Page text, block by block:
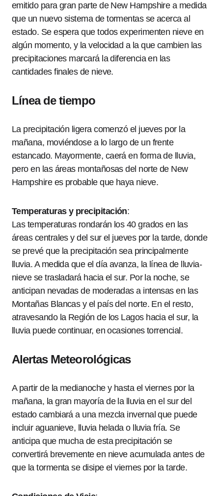
emitido para gran parte de New Hampshire a medida
que un nuevo sistema de tormentas se acerca al
estado. Se espera que todos experimenten nieve en
algún momento, y la velocidad a la que cambien las
precipitaciones marcará la diferencia en las
cantidades finales de nieve.
Línea de tiempo
La precipitación ligera comenzó el jueves por la
mañana, moviéndose a lo largo de un frente
estancado. Mayormente, caerá en forma de lluvia,
pero en las áreas montañosas del norte de New
Hampshire es probable que haya nieve.
Temperaturas y precipitación:
Las temperaturas rondarán los 40 grados en las
áreas centrales y del sur el jueves por la tarde, donde
se prevé que la precipitación sea principalmente
lluvia. A medida que el día avanza, la línea de lluvia-
nieve se trasladará hacia el sur. Por la noche, se
anticipan nevadas de moderadas a intensas en las
Montañas Blancas y el país del norte. En el resto,
atravesando la Región de los Lagos hacia el sur, la
lluvia puede continuar, en ocasiones torrencial.
Alertas Meteorológicas
A partir de la medianoche y hasta el viernes por la
mañana, la gran mayoría de la lluvia en el sur del
estado cambiará a una mezcla invernal que puede
incluir aguanieve, lluvia helada o lluvia fría. Se
anticipa que mucha de esta precipitación se
convertirá brevemente en nieve acumulada antes de
que la tormenta se disipe el viernes por la tarde.